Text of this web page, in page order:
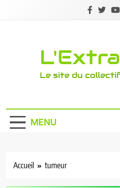
Le site du
MENU
Accueil tumeur